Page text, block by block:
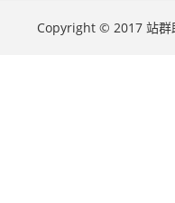
Copyright © 2017 站群